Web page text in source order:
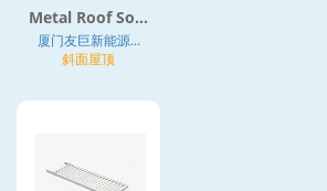
Metal Roof So...
厦门友巨新能源...
斜面屋顶